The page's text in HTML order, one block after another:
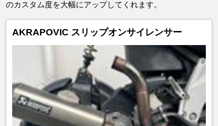
のカスタム度を大幅にアップしてくれます。
AKRAPOVIC スリップオンサイレンサー